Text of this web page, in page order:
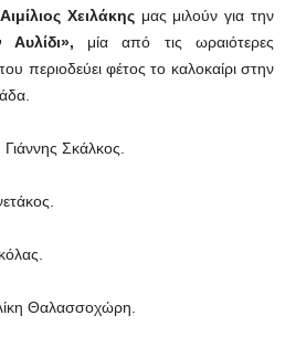
Αιμίλιος Χειλάκηςμας μιλούν για την
Αυλίδι», μία από τις ωραιότερες
περιοδεύει φέτος το καλοκαίρι στην
Σκάλκος.
Θαλασσοχώρη.